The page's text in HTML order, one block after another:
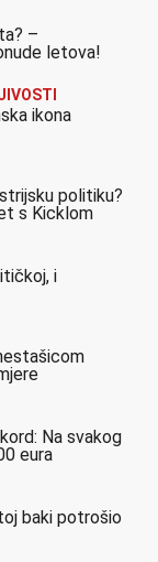
–
letova!
ikona
politiku?
s Kicklom
i
Na svakog
eura
baki potrošio